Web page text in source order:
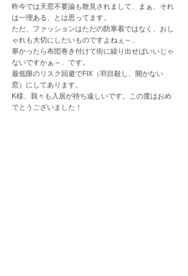
昨今では天窓不要論も散見されまして、まぁ、それ
は一理ある、とは思ってます。
ただ、ファッションはただの防寒着ではなく、おし
ゃれも大切にしたいものですよねぇ～、
寒かったら布団巻き付けて街に繰り出せばいいじゃ
ないですかぁ～、です。
最低限のリスク回避でFIX（羽目殺し、開かない
窓）にしてあります。
K様、我々も入居が待ち遠しいです。この度はおめ
でとうございました！